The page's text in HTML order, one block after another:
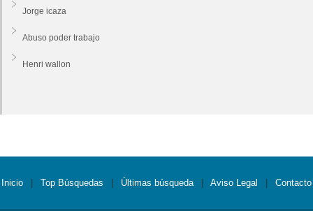
Jorge icaza
Abuso poder trabajo
Henri wallon
Inicio Top Búsquedas Últimas búsqueda Aviso Legal Contacto